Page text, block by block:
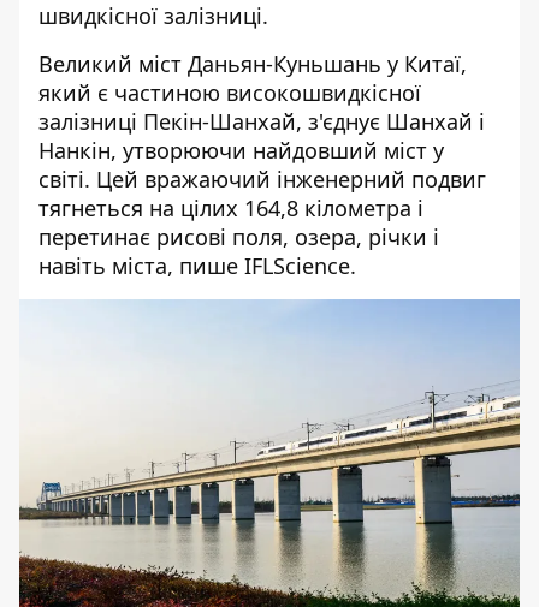
швидкісної залізниці.
Великий міст Даньян-Куньшань у Китаї,
який є частиною високошвидкісної
залізниці Пекін-Шанхай, з'єднує Шанхай і
Нанкін, утворюючи найдовший міст у
світі. Цей вражаючий інженерний подвиг
тягнеться на цілих 164,8 кілометра і
перетинає рисові поля, озера, річки і
навіть міста, пише IFLScience.